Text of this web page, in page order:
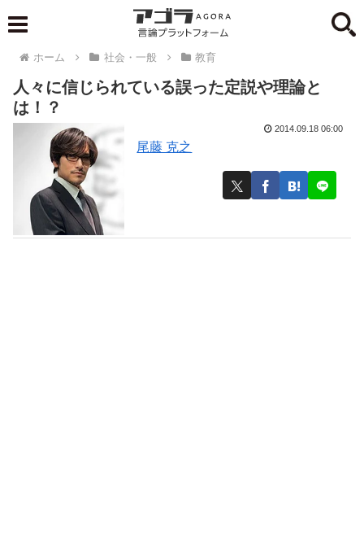
ホーム 社会・一般 教育
人々に信じられている誤った定説や理論と
は！？
尾藤 克之
2014.09.18 06:00